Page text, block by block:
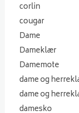
corlin
cougar
Dame
Dameklær
Damemote
dame og
dame og
damesko